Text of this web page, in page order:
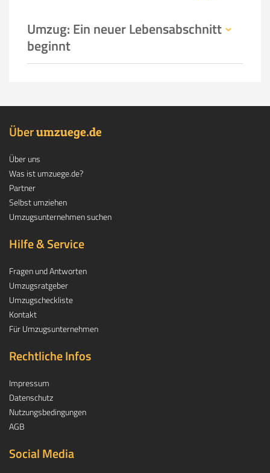
Umzug: Ein neuer Lebensabschnitt
beginnt
Überumzuege.de
Über uns
Was ist umzuege.de?
Partner
Selbst umziehen
Umzugsunternehmen suchen
Hilfe & Service
Fragen und Antworten
Umzugsratgeber
Umzugscheckliste
Kontakt
Für Umzugsunternehmen
Rechtliche Infos
Impressum
Datenschutz
Nutzungsbedingungen
AGB
Social Media